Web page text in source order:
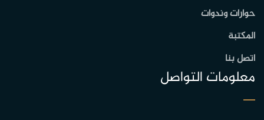
حوارات وندوات
المكتبة
اتصل بنا
معلومات التواصل